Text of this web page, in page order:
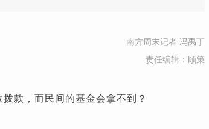
南方周末记者 冯禹丁
责任编辑：顾策
款，而民间的基金会拿不到？